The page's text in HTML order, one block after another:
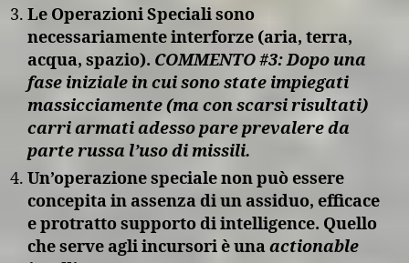
Le Operazioni Speciali sono
necessariamente interforze (aria, terra,
acqua, spazio). COMMENTO #3: Dopo una
fase iniziale in cui sono state impiegati
massicciamente (ma con scarsi risultati)
carri armati adesso pare prevalere da
parte russa l’uso di missili.
Un’operazione speciale non può essere
concepita in assenza di un assiduo, efficace
e protratto supporto di intelligence. Quello
che serve agli incursori è unaactionable